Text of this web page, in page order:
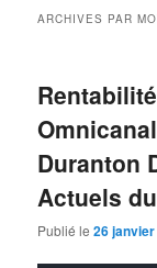
ARCHIVES PAR
Duranton
Actuels
Publié le26